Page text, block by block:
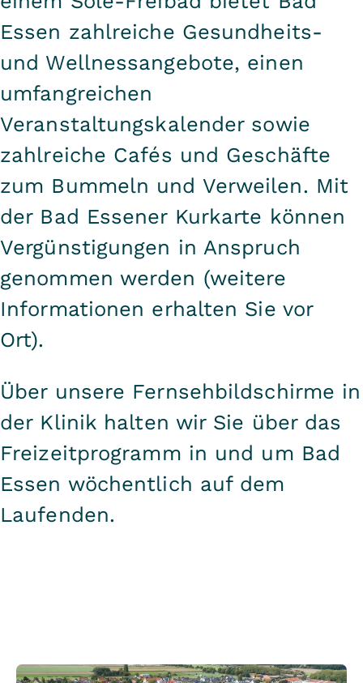
Essen zahlreiche Gesundheits-
und Wellnessangebote, einen
umfangreichen
Veranstaltungskalender sowie
zahlreiche Cafés und Geschäfte
zum Bummeln und Verweilen. Mit
der Bad Essener Kurkarte können
Vergünstigungen in Anspruch
genommen werden (weitere
Informationen erhalten Sie vor
Ort).
Über unsere Fernsehbildschirme in
der Klinik halten wir Sie über das
Freizeitprogramm in und um Bad
Essen wöchentlich auf dem
Laufenden.